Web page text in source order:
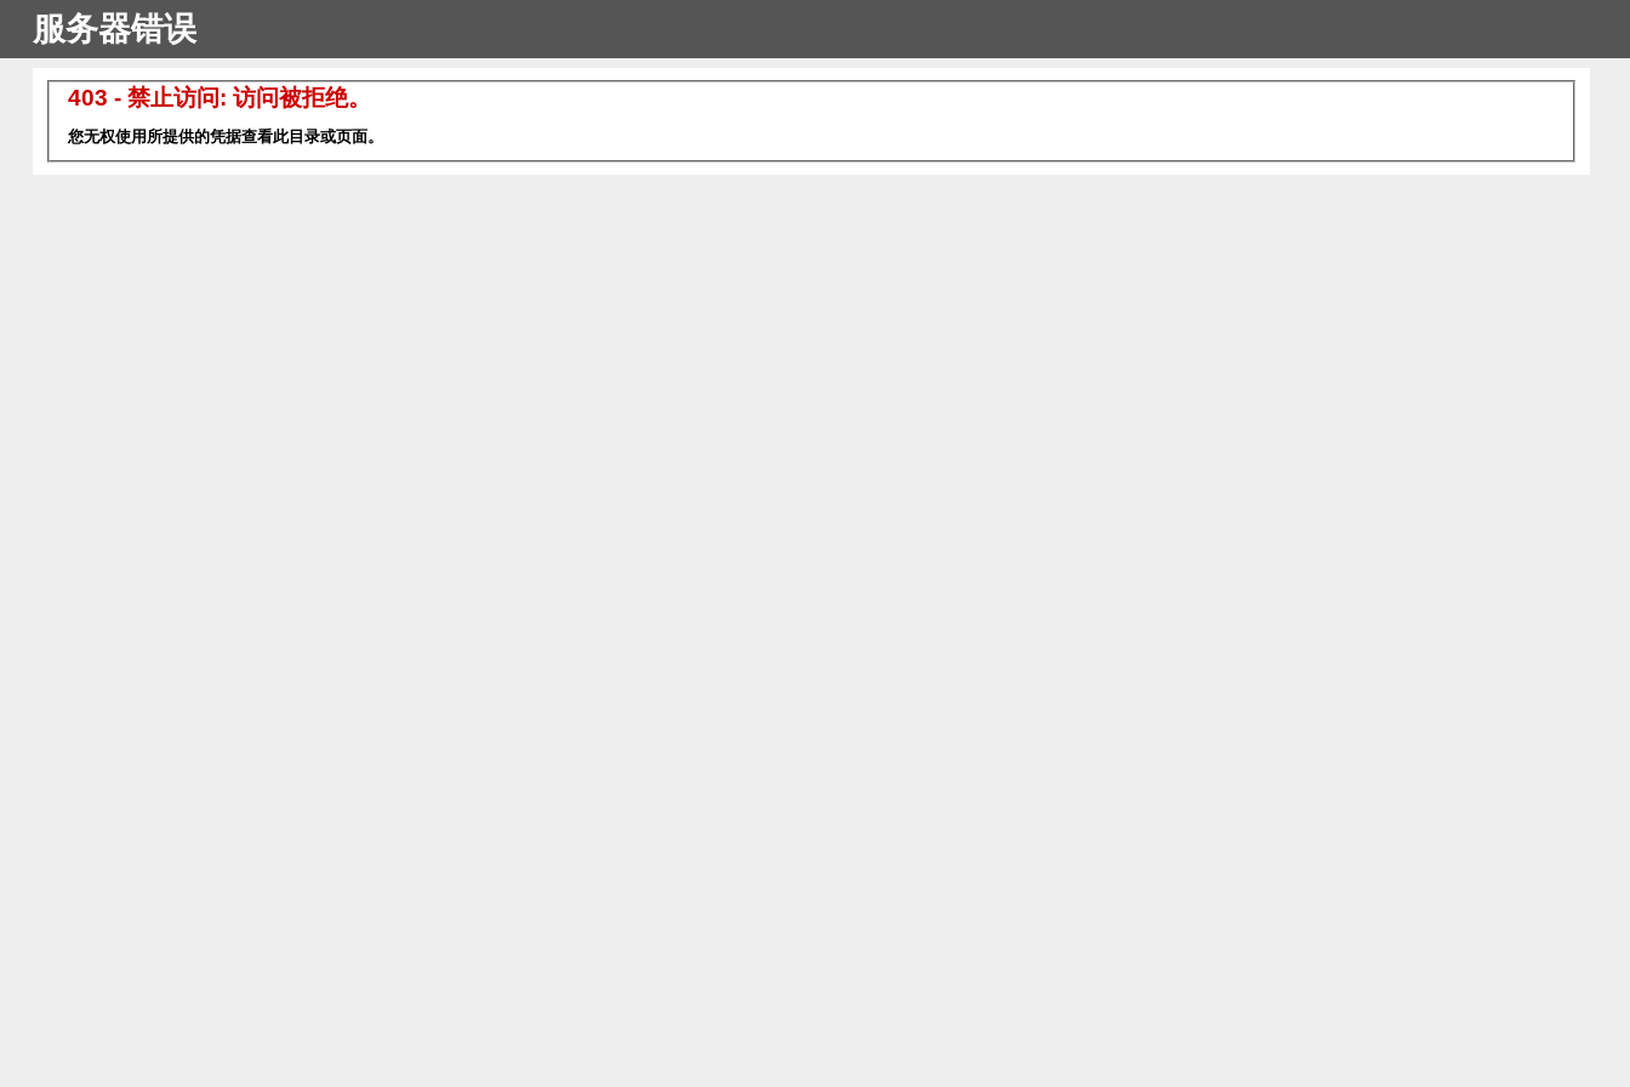
服务器错误
403 - 禁止访问: 访问被拒绝。
您无权使用所提供的凭据查看此目录或页面。